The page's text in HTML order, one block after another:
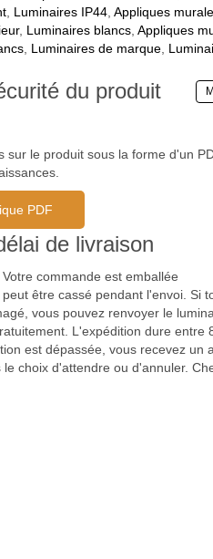
, Luminaires IP44, Appliques
, Luminaires blancs, Appliques
, Luminaires de marque,
du produit
sur le produit sous la forme d'un
PDF
de livraison
commande est emballée
être cassé pendant l'envoi. Si
vous pouvez renvoyer le
L'expédition dure entre
est dépassée, vous recevez un
choix d'attendre ou d'annuler.